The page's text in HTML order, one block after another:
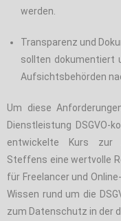
werden.
Transparenz und
sollten dokumentiert
Aufsichtsbehörden
Um diese
Dienstleistung DSGVO-
entwickelte Kurs zur
Steffens eine wertvolle
für Freelancer und
Wissen rund um die
zum Datenschutz in der